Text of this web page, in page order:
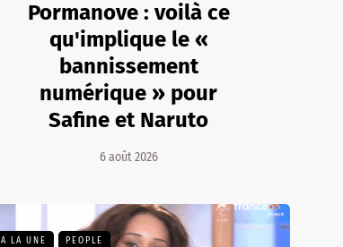
Pormanove : voilà ce
qu'implique le «
bannissement
numérique » pour
Safine et Naruto
6 août 2026
A LA UNE PEOPLE